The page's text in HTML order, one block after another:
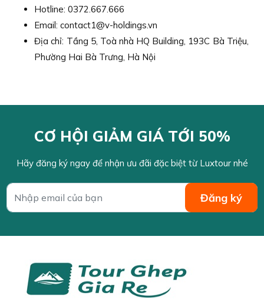
Hotline: 0372.667.666
Email: contact1@v-holdings.vn
Địa chỉ: Tầng 5, Toà nhà HQ Building, 193C Bà Triệu,
Phường Hai Bà Trưng, Hà Nội
CƠ HỘI GIẢM GIÁ TỚI 50%
Hãy đăng ký ngay để nhận ưu đãi đặc biệt từ Luxtour nhé